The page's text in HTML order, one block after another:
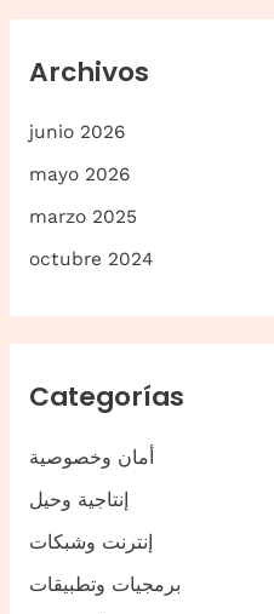
:Archivos
junio 2026
mayo 2026
marzo 2025
octubre 2024
Categorías
أمان وخصوصية
إنتاجية وحيل
إنترنت وشبكات
برمجيات وتطبيقات